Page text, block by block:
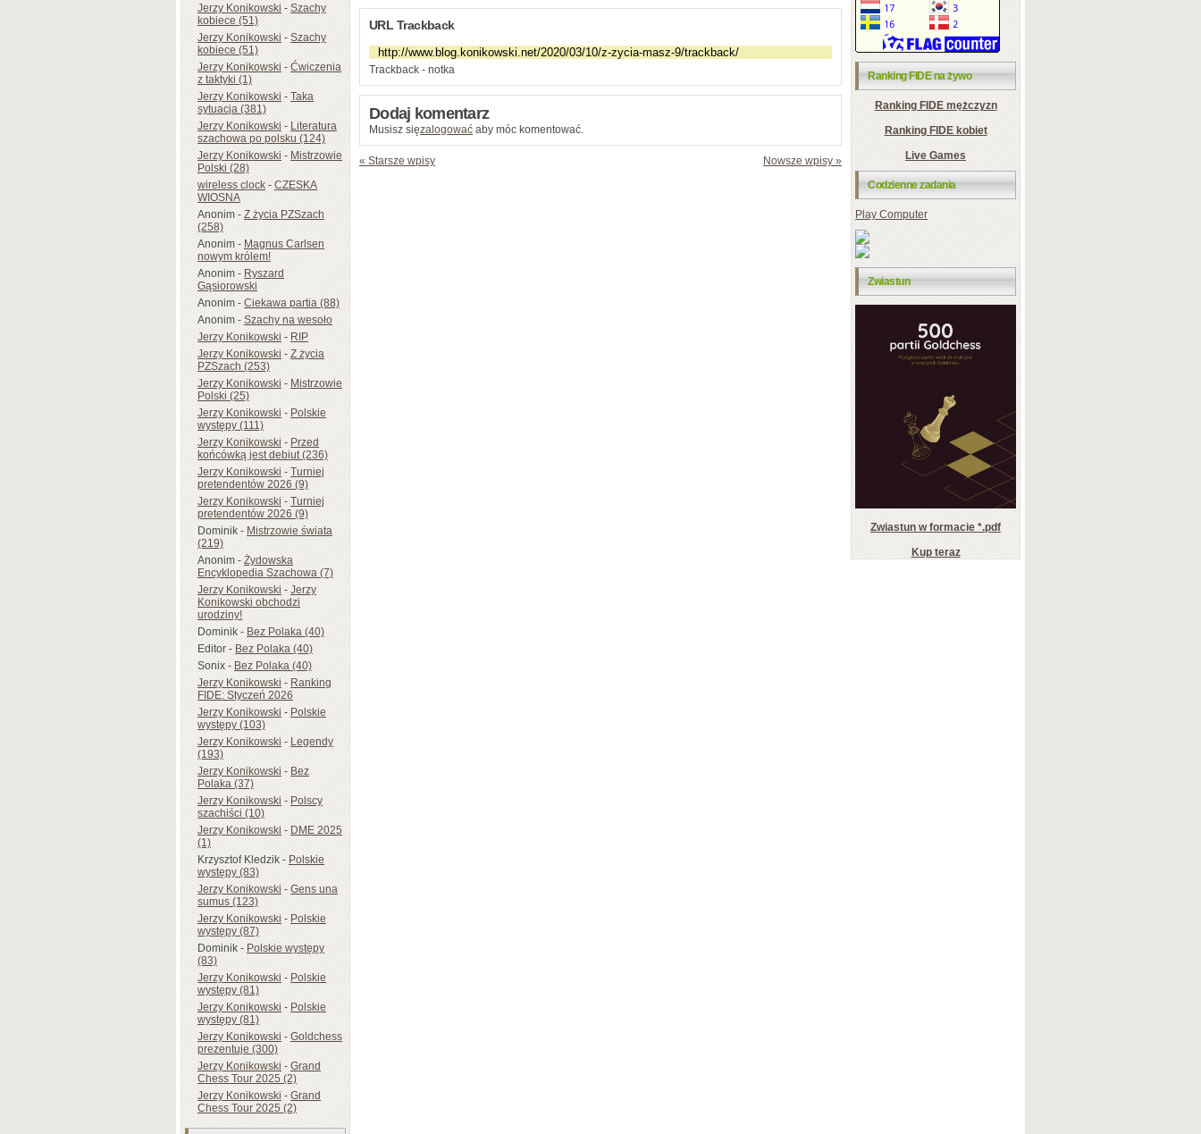
Jerzy Konikowski-Szachy
kobiece (51)
Jerzy Konikowski-Szachy
kobiece (51)
Jerzy Konikowski-Ćwiczenia
z taktyki (1)
Jerzy Konikowski-Taka
sytuacja (381)
Jerzy Konikowski-Literatura
szachowa po polsku (124)
Jerzy Konikowski-Mistrzowie
Polski (28)
wireless clock-CZESKA
WIOSNA
Anonim-Z życia PZSzach
(258)
Anonim-Magnus Carlsen
nowym królem!
Anonim-Ryszard
Gąsiorowski
Anonim-Ciekawa partia (88)
Anonim-Szachy na wesoło
Jerzy Konikowski-RIP
Jerzy Konikowski-Z życia
PZSzach (253)
Jerzy Konikowski-Mistrzowie
Polski (25)
Jerzy Konikowski-Polskie
występy (111)
Jerzy Konikowski-Przed
końcówką jest debiut (236)
Jerzy Konikowski-Turniej
pretendentów 2026 (9)
Jerzy Konikowski-Turniej
pretendentów 2026 (9)
Dominik-Mistrzowie świata
(219)
Anonim-Żydowska
Encyklopedia Szachowa (7)
Jerzy Konikowski-Jerzy
Konikowski obchodzi
urodziny!
Dominik-Bez Polaka (40)
Editor-Bez Polaka (40)
Sonix-Bez Polaka (40)
Jerzy Konikowski-Ranking
FIDE: Styczeń 2026
Jerzy Konikowski-Polskie
występy (103)
Jerzy Konikowski-Legendy
(193)
Jerzy Konikowski-Bez
Polaka (37)
Jerzy Konikowski-Polscy
szachiści (10)
Jerzy Konikowski-DME 2025
(1)
Krzysztof Kledzik-Polskie
występy (83)
Jerzy Konikowski-Gens una
sumus (123)
Jerzy Konikowski-Polskie
występy (87)
Dominik-Polskie występy
(83)
Jerzy Konikowski-Polskie
występy (81)
Jerzy Konikowski-Polskie
występy (81)
Jerzy Konikowski-Goldchess
prezentuje (300)
Jerzy Konikowski-Grand
Chess Tour 2025 (2)
Jerzy Konikowski-Grand
Chess Tour 2025 (2)
URL Trackback
Trackback - notka
Dodaj komentarz
Musisz sięzalogować aby móc komentować.
« Starsze wpisy Nowsze wpisy »
Ranking FIDE na żywo
Ranking FIDE mężczyzn
Ranking FIDE kobiet
Live Games
Codzienne zadania
Play Computer
Zwiastun
Zwiastun w formacie *.pdf
Kup teraz